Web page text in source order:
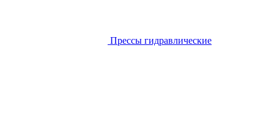
Прессы гидравлические